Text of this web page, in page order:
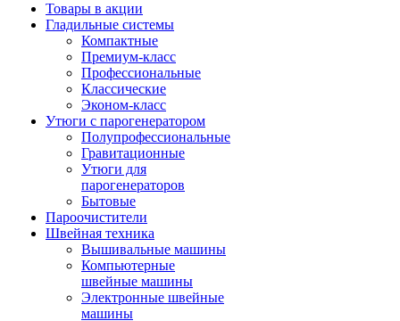
Товары в акции
Гладильные системы
Компактные
Премиум-класс
Профессиональные
Классические
Эконом-класс
Утюги с парогенератором
Полупрофессиональные
Гравитационные
Утюги для
парогенераторов
Бытовые
Пароочистители
Швейная техника
Вышивальные машины
Компьютерные
швейные машины
Электронные швейные
машины